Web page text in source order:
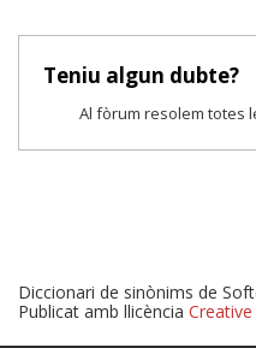
Teniu algun dubte?
Al fòrum resolem totes
Diccionari de sinònims de
Publicat amb llicència